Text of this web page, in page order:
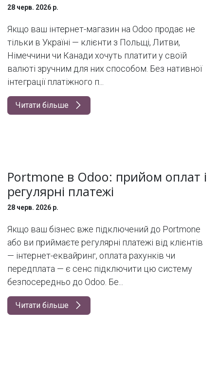
28 черв. 2026 р.
Якщо ваш інтернет-магазин на Odoo продає не
тільки в Україні — клієнти з Польщі, Литви,
Німеччини чи Канади хочуть платити у своїй
валюті зручним для них способом. Без нативної
інтеграції платіжного п...
Читати більше
Portmone в Odoo: прийом оплат і
регулярні платежі
28 черв. 2026 р.
Якщо ваш бізнес вже підключений до Portmone
або ви приймаєте регулярні платежі від клієнтів
— інтернет-еквайринг, оплата рахунків чи
передплата — є сенс підключити цю систему
безпосередньо до Odoo. Бе...
Читати більше